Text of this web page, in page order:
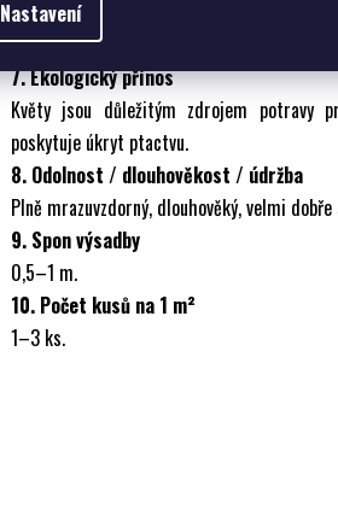
Nastavení
Vhodný na popnutí zdí, plotů, pergol i jako
pro rychlé zakrytí ploch a svahů.
7. Ekologický přínos
Květy jsou důležitým zdrojem potravy
poskytuje úkryt ptactvu.
8. Odolnost / dlouhověkost / údržba
Plně mrazuvzdorný, dlouhověký, velmi
9. Spon výsadby
0,5–1 m.
10. Počet kusů na 1 m²
1–3 ks.